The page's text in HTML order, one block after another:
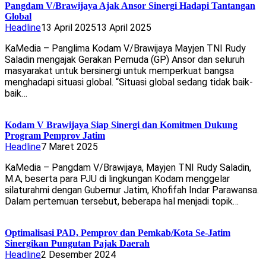
Pangdam V/Brawijaya Ajak Ansor Sinergi Hadapi Tantangan
Global
Headline13 April 202513 April 2025
KaMedia – Panglima Kodam V/Brawijaya Mayjen TNI Rudy
Saladin mengajak Gerakan Pemuda (GP) Ansor dan seluruh
masyarakat untuk bersinergi untuk memperkuat bangsa
menghadapi situasi global. “Situasi global sedang tidak baik-
baik…
Kodam V Brawijaya Siap Sinergi dan Komitmen Dukung
Program Pemprov Jatim
Headline7 Maret 2025
KaMedia – Pangdam V/Brawijaya, Mayjen TNI Rudy Saladin,
M.A, beserta para PJU di lingkungan Kodam menggelar
silaturahmi dengan Gubernur Jatim, Khofifah Indar Parawansa.
Dalam pertemuan tersebut, beberapa hal menjadi topik…
Optimalisasi PAD, Pemprov dan Pemkab/Kota Se-Jatim
Sinergikan Pungutan Pajak Daerah
Headline2 Desember 2024